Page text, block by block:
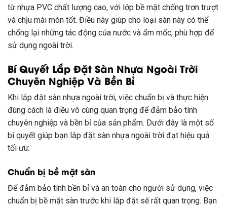
từ nhựa PVC chất lượng cao, với lớp bề mặt chống trơn trượt
và chịu mài mòn tốt. Điều này giúp cho loại sàn này có thể
chống lại những tác động của nước và ẩm mốc, phù hợp để
sử dụng ngoài trời.
Bí Quyết Lắp Đặt Sàn Nhựa Ngoài Trời
Chuyên Nghiệp Và Bền Bỉ
Khi lắp đặt sàn nhựa ngoài trời, việc chuẩn bị và thực hiện
đúng cách là điều vô cùng quan trọng để đảm bảo tính
chuyên nghiệp và bền bỉ của sản phẩm. Dưới đây là một số
bí quyết giúp bạn lắp đặt sàn nhựa ngoài trời đạt hiệu quả
tối ưu:
Chuẩn bị bề mặt sàn
Để đảm bảo tính bền bỉ và an toàn cho người sử dụng, việc
chuẩn bị bề mặt sàn trước khi lắp đặt sẽ rất quan trọng. Bạn